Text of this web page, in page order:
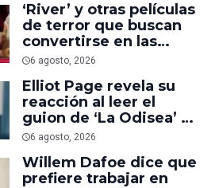
streaming
‘River’ y otras películas
de terror que buscan
convertirse en las
nuevas ‘Obsession’ y
6 agosto, 2026
Elliot Page revela su
reacción al leer el
guion de ‘La Odisea’ y
elogia la forma de
Nolan
6 agosto, 2026
Willem Dafoe dice que
prefiere trabajar en